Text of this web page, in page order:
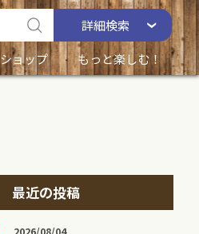
詳細検索
ショップ もっと楽しむ！
最近の投稿
2026/08/04